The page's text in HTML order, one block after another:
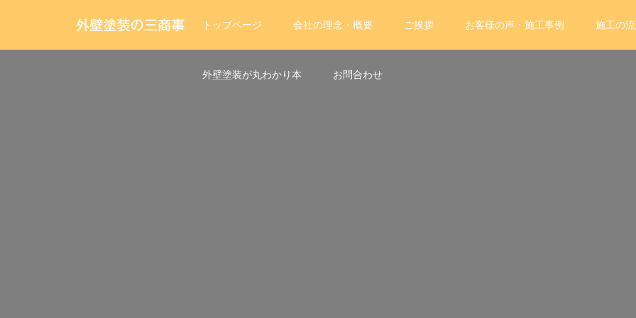
トップページ 会社の理念・概要 ご挨拶 お客様の声・施工事例 施工の
外壁塗装が丸わかり本 お問合わせ